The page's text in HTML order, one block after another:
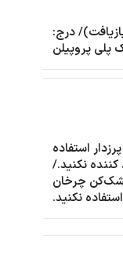
پلی استر (حداقل 90٪ بازیافت)/ درج:
پلی پروپیلن
استفاده
نکنید./
چرخان
استفاده نکنید.